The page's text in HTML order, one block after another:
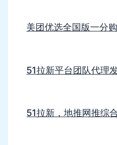
美团优选全国版一分
51拉新平台团队代理
51拉新，地推网推综